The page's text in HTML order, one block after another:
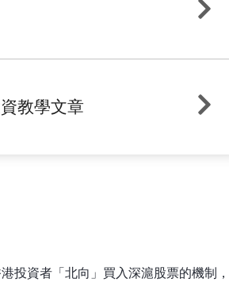
教學文章
投資者「北向」買入深滬股票的機制，